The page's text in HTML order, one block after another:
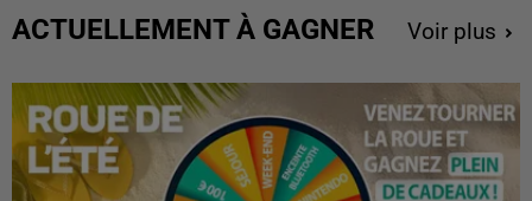
ACTUELLEMENT À GAGNER Voir plus